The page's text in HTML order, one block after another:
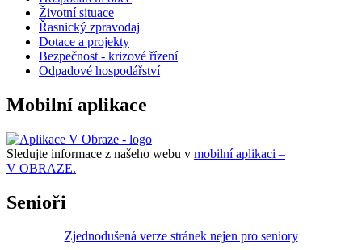
Životní situace
Řasnický zpravodaj
Dotace a projekty
Bezpečnost - krizové řízení
Odpadové hospodářství
Mobilní aplikace
Sledujte informace z našeho webu v mobilní aplikaci –
V OBRAZE.
Senioři
Zjednodušená verze stránek nejen pro seniory